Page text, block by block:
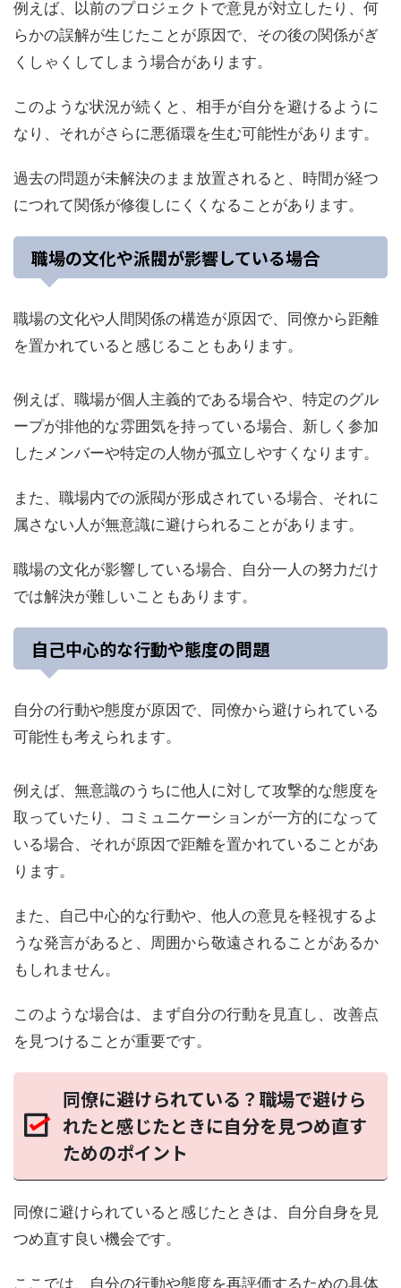
例えば、以前のプロジェクトで意見が対立したり、何
らかの誤解が生じたことが原因で、その後の関係がぎ
くしゃくしてしまう場合があります。
このような状況が続くと、相手が自分を避けるように
なり、それがさらに悪循環を生む可能性があります。
過去の問題が未解決のまま放置されると、時間が経つ
につれて関係が修復しにくくなることがあります。
職場の文化や派閥が影響している場合
職場の文化や人間関係の構造が原因で、同僚から距離
を置かれていると感じることもあります。
例えば、職場が個人主義的である場合や、特定のグル
ープが排他的な雰囲気を持っている場合、新しく参加
したメンバーや特定の人物が孤立しやすくなります。
また、職場内での派閥が形成されている場合、それに
属さない人が無意識に避けられることがあります。
職場の文化が影響している場合、自分一人の努力だけ
では解決が難しいこともあります。
自己中心的な行動や態度の問題
自分の行動や態度が原因で、同僚から避けられている
可能性も考えられます。
例えば、無意識のうちに他人に対して攻撃的な態度を
取っていたり、コミュニケーションが一方的になって
いる場合、それが原因で距離を置かれていることがあ
ります。
また、自己中心的な行動や、他人の意見を軽視するよ
うな発言があると、周囲から敬遠されることがあるか
もしれません。
このような場合は、まず自分の行動を見直し、改善点
を見つけることが重要です。
同僚に避けられている？職場で避けら
れたと感じたときに自分を見つめ直す
ためのポイント
同僚に避けられていると感じたときは、自分自身を見
つめ直す良い機会です。
ここでは、自分の行動や態度を再評価するための具体